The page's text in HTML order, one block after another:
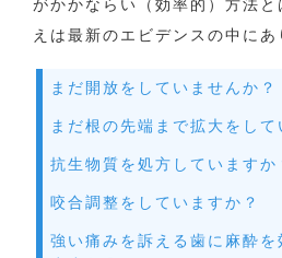
がかかならい（効率的）方法
えは最新のエビデンスの中にあ
まだ開放をしていませんか？
まだ根の先端まで拡大をして
抗生物質を処方していますか
咬合調整をしていますか？
強い痛みを訴える歯に麻酔を